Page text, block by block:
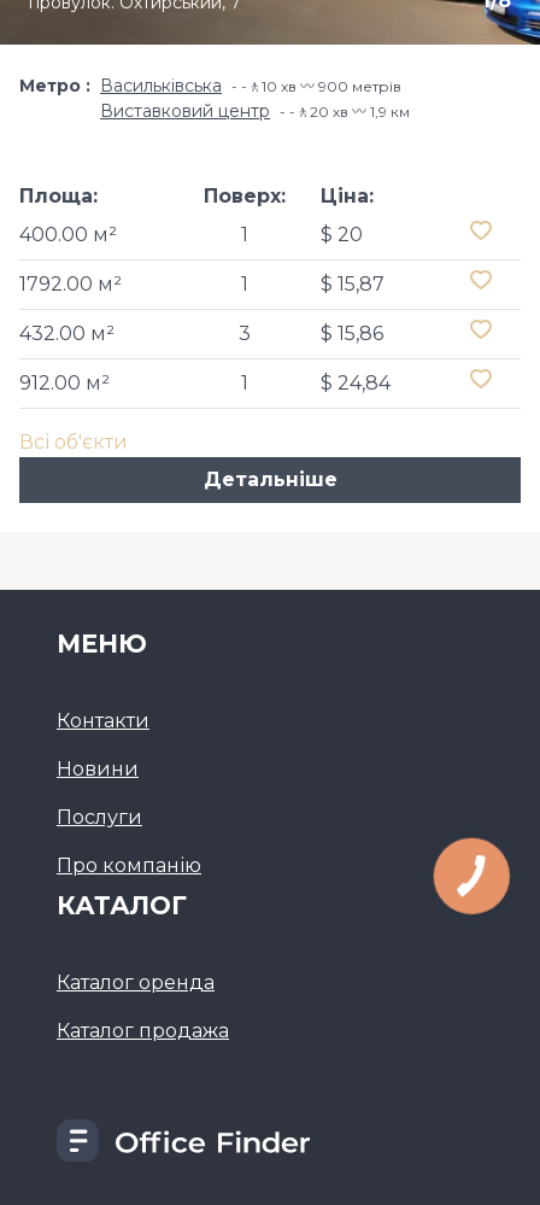
Метро Васильківська -🚶10 хв 〰️ 900 метрів
Виставковий центр -🚶20 хв 〰️ 1,9 км
Площа:
400.00 м²
Поверх:
1
Ціна:
$ 20
1792.00 м² 1 $ 15,87
432.00 м² 3 $ 15,86
912.00 м² 1 $ 24,84
Всі об'єкти
Детальніше
МЕНЮ
Контакти
Новини
Послуги
Про компанію
КАТАЛОГ
Каталог оренда
Каталог продажа